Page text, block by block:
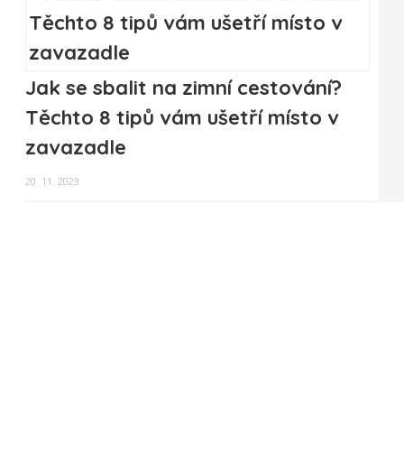
Jak se sbalit na zimní cestování?
Těchto 8 tipů vám ušetří místo v
zavazadle
20. 11. 2023